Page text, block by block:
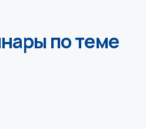
по теме